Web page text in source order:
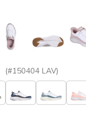
(#150404 LAV)